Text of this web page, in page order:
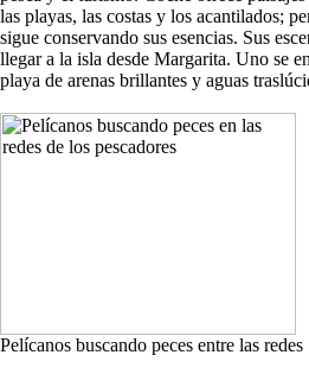
las playas, las costas y los acantilados;
sigue conservando sus esencias. Sus
llegar a la isla desde Margarita. Uno se
playa de arenas brillantes y aguas
Pelícanos buscando peces entre las redes